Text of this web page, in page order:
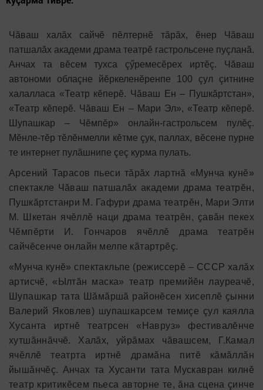
Чăваш халăх сайчӗ пӗлтернӗ тăрăх, ӗнер Чăваш
патшалăх академи драма театрӗ гастрольсене пуçланă.
Анчах та вӗсем тухса çӳремесӗрех иртӗç. Чăваш
автономи облаçне йӗркеленӗренпе 100 çул çитнине
халалласа «Театр кӗперӗ. Чăваш Ен – Пушкăртстан»,
«Театр кӗперӗ. Чăваш Ен – Мари Эл», «Театр кӗперӗ.
Шупашкар – Чӗмпӗр» онлайн-гастрольсем пулӗç.
Мӗнле-тӗр тӗлӗнмелли кӗтме çук, паллах, вӗсене пурне
те интернет пулăшнипе çеç курма пулать.
Арсений Тарасов пьеси тӑрӑх лартнӑ « Мунча кунӗ»
спектакле Чӑваш патшалӑх академи драма театрӗн,
Пушкӑртстанри М . Гафури драма театрӗн, Мари Элти
М. Шкетан ячӗллӗ наци драма театрӗн, ҫавӑн пекех
Чӗмпӗрти
И . Гончаров ячӗллӗ драма
театрӗн
сайчӗсенче онлайн мелпе кӑтартрӗҫ.
« Мунча кунӗ» спектакльпе (режиссерӗ – СССР халӑх
артисчӗ, « Ылтӑн маска» театр премийӗн лауреачӗ,
Шупашкар тата Шӑмӑршӑ районӗсен хисеплӗ ҫынни
Валерий Яковлев) шупашкарсем темиçе çул каялла
Хусанта иртнӗ театрсен «Навруз» фестивалӗнче
хутшăннăччӗ. Халăх, уйрăмах чăвашсем, Г.Камал
ячӗллӗ театрта иртнӗ драмăна питӗ кăмăллăн
йышăнчӗç. Анчах та Хусанти тата Мускавран килнӗ
театр критикӗсем пьеса авторне те, ăна сцена çинче